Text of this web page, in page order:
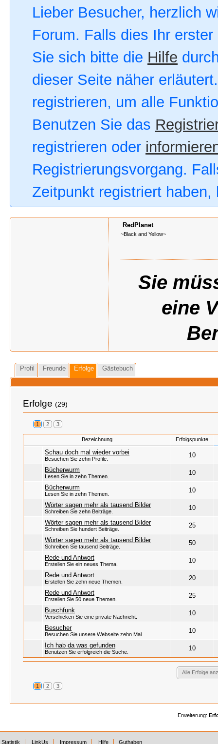
Lieber Besucher, herzlich
Forum. Falls dies Ihr
Sie sich bitte die Hilfe
dieser Seite näher
registrieren, um alle
Benutzen Sie das
registrieren oder
Registrierungsvorgang.
Zeitpunkt registriert
RedPlanet
~Black and Yellow~
Sie
eine
Profil Freunde Erfolge Gästebuch
Erfolge (29)
1 2 3
Bezeichnung Erfolgspunkte
Schau doch mal wieder vorbei
Besuchen Sie zehn Profile.
10
Bücherwurm
Lesen Sie in zehn Themen.
10
Bücherwurm
Lesen Sie in zehn Themen.
10
Wörter sagen mehr als tausend Bilder
Schreiben Sie zehn Beiträge.
10
Wörter sagen mehr als tausend Bilder
Schreiben Sie hundert Beiträge.
25
Wörter sagen mehr als tausend Bilder
Schreiben Sie tausend Beiträge.
50
Rede und Antwort
Erstellen Sie ein neues Thema.
10
Rede und Antwort
Erstellen Sie zehn neue Themen.
20
Rede und Antwort
Erstellen Sie 50 neue Themen.
25
Buschfunk
Verschicken Sie eine private Nachricht.
10
Besucher
Besuchen Sie unsere Webseite zehn Mal.
10
Ich hab da was gefunden
Benutzen Sie erfolgreich die Suche. 10
Alle Erfolge
1 2 3
Erweiterung:
Statistik LinkUs Impressum Hilfe Guthaben